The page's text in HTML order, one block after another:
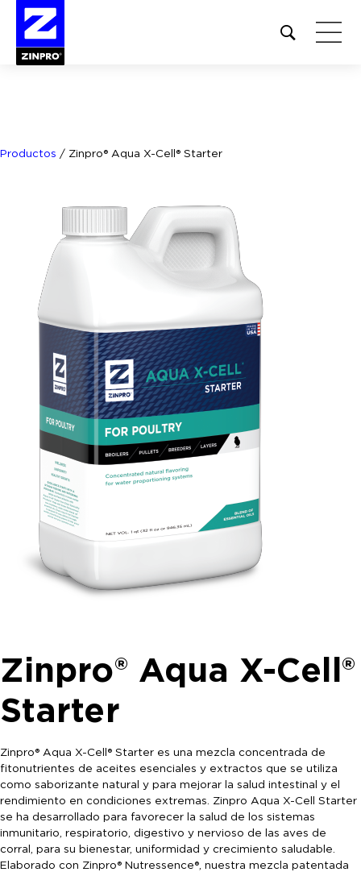
Open
site
Productos / Zinpro® Aqua X-Cell® Starter
Zinpro® Aqua X-Cell®
Starter
Zinpro® Aqua X-Cell® Starter es una mezcla concentrada de
fitonutrientes de aceites esenciales y extractos que se utiliza
como saborizante natural y para mejorar la salud intestinal y el
rendimiento en condiciones extremas. Zinpro Aqua X-Cell Starter
se ha desarrollado para favorecer la salud de los sistemas
inmunitario, respiratorio, digestivo y nervioso de las aves de
corral, para su bienestar, uniformidad y crecimiento saludable.
Elaborado con Zinpro® Nutressence®, nuestra mezcla patentada